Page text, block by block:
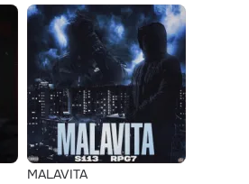
MALAVITA